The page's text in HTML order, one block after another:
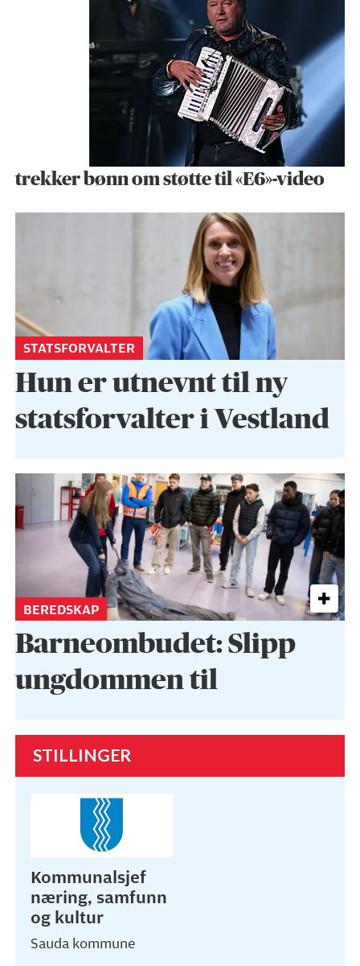
trekker bønn om støtte til «E6»-video
STATSFORVALTER
Hun er utnevnt til ny
statsforvalter i Vestland
BEREDSKAP
Barneombudet: Slipp
ungdommen til
STILLINGER
Kommunalsjef
næring, samfunn
og kultur
Sauda kommune